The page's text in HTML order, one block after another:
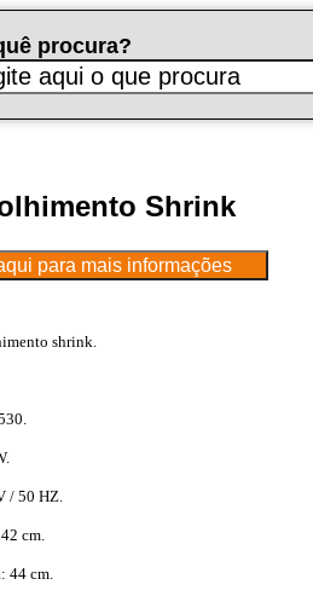
procura?
Shrink
shrink.
/ 50 HZ.
cm.
44 cm.